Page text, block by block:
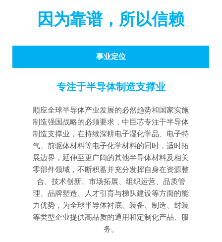
中心
半导体显
示制造
因为靠谱，所以信赖
事业定位
专注于半导体制造支撑业
顺应全球半导体产业发展的必然趋势和国家实施
制造强国战略的必须要求，中巨芯专注于半导体
制造支撑业，在持续深耕电子湿化学品、电子特
气、前驱体材料等电子化学材料的同时，适时拓
展边界，延伸至更广阔的其他半导体材料及相关
零部件领域，不断积蓄并充分发挥自身在资源整
合、技术创新、市场拓展、组织运营、品质管
理、品牌塑造、人才引育与梯队建设等方面的能
力优势，为全球半导体衬底、装备、制造、封装
等类型企业提供高品质的通用和定制化产品、服
务。